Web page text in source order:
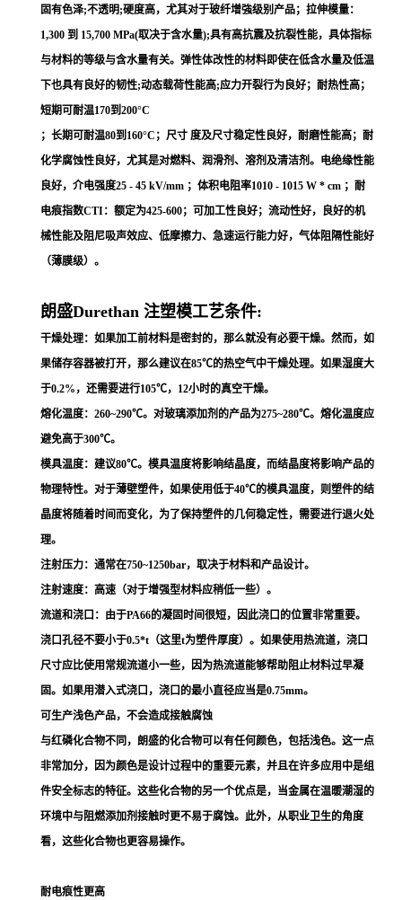
固有色泽;不透明;硬度高，尤其对于玻纤增強级别产品；拉伸模量：
1,300 到 15,700 MPa(取决于含水量);具有高抗震及抗裂性能，具体指标
与材料的等级与含水量有关。弹性体改性的材料即使在低含水量及低温
下也具有良好的韧性;动态载荷性能高;应力开裂行为良好；耐热性高；
短期可耐温170到200°C
；长期可耐温80到160°C；尺寸 度及尺寸稳定性良好，耐磨性能高；耐
化学腐蚀性良好，尤其是对燃料、润滑剂、溶剂及清洁剂。电绝缘性能
良好，介电强度25 - 45 kV/mm ；体积电阻率1010 - 1015 W * cm ；耐
电痕指数CTI：额定为425-600；可加工性良好；流动性好，良好的机
械性能及阻尼吸声效应、低摩擦力、急速运行能力好，气体阻隔性能好
（薄膜级）。
朗盛Durethan 注塑模工艺条件:
干燥处理：如果加工前材料是密封的，那么就没有必要干燥。然而，如
果储存容器被打开，那么建议在85℃的热空气中干燥处理。如果湿度大
于0.2%，还需要进行105℃，12小时的真空干燥。
熔化温度：260~290℃。对玻璃添加剂的产品为275~280℃。熔化温度应
避免高于300℃。
模具温度：建议80℃。模具温度将影响结晶度，而结晶度将影响产品的
物理特性。对于薄壁塑件，如果使用低于40℃的模具温度，则塑件的结
晶度将随着时间而变化，为了保持塑件的几何稳定性，需要进行退火处
理。
注射压力：通常在750~1250bar，取决于材料和产品设计。
注射速度：高速（对于增强型材料应稍低一些）。
流道和浇口：由于PA66的凝固时间很短，因此浇口的位置非常重要。
浇口孔径不要小于0.5*t（这里t为塑件厚度）。如果使用热流道，浇口
尺寸应比使用常规流道小一些，因为热流道能够帮助阻止材料过早凝
固。如果用潜入式浇口，浇口的最小直径应当是0.75mm。
可生产浅色产品，不会造成接触腐蚀
与红磷化合物不同，朗盛的化合物可以有任何颜色，包括浅色。这一点
非常加分，因为颜色是设计过程中的重要元素，并且在许多应用中是组
件安全标志的特征。这些化合物的另一个优点是，当金属在温暖潮湿的
环境中与阻燃添加剂接触时更不易于腐蚀。此外，从职业卫生的角度
看，这些化合物也更容易操作。
耐电痕性更高